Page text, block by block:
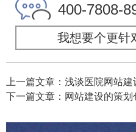
400-7808-
我想要个更针
上一篇文章：浅谈医院网站
下一篇文章：网站建设的策划